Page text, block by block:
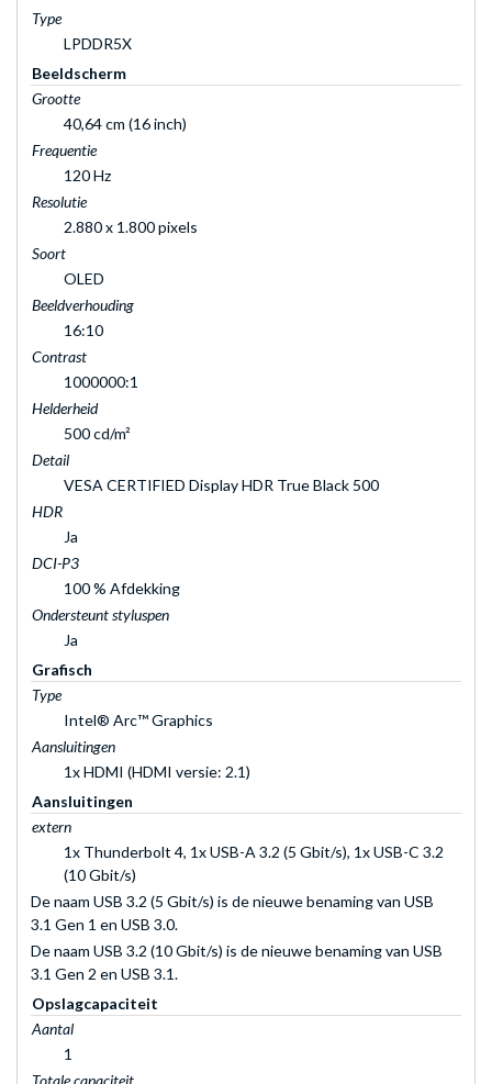
Type
LPDDR5X
Beeldscherm
Grootte
40,64 cm (16 inch)
Frequentie
120 Hz
Resolutie
2.880 x 1.800 pixels
Soort
OLED
Beeldverhouding
16:10
Contrast
1000000:1
Helderheid
500 cd/m²
Detail
VESA CERTIFIED Display HDR True Black 500
HDR
Ja
DCI-P3
100 % Afdekking
Ondersteunt styluspen
Ja
Grafisch
Type
Intel® Arc™ Graphics
Aansluitingen
1x HDMI (HDMI versie: 2.1)
Aansluitingen
extern
1x Thunderbolt 4, 1x USB-A 3.2 (5 Gbit/s), 1x USB-C 3.2
(10 Gbit/s)
De naam USB 3.2 (5 Gbit/s) is de nieuwe benaming van USB
3.1 Gen 1 en USB 3.0.
De naam USB 3.2 (10 Gbit/s) is de nieuwe benaming van USB
3.1 Gen 2 en USB 3.1.
Opslagcapaciteit
Aantal
1